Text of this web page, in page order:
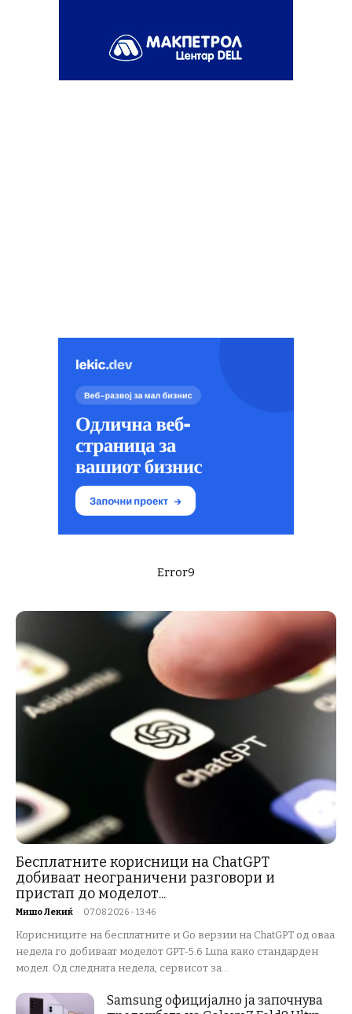
Error9
Бесплатните корисници на ChatGPT
добиваат неограничени разговори и
пристап до моделот...
Мишо Лекиќ - 07.08.2026 - 13:46
Корисниците на бесплатните и Go верзии на ChatGPT од оваа
недела го добиваат моделот GPT-5.6 Luna како стандарден
модел. Од следната недела, сервисот за...
Samsung официјално ја започнува